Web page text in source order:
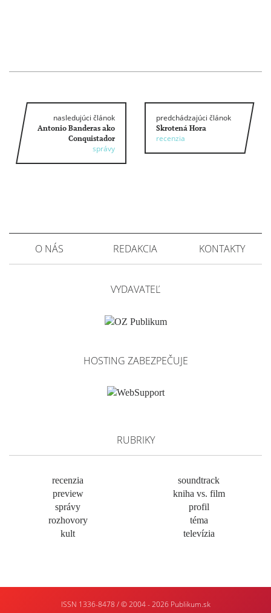
nasledujúci článok
Antonio Banderas ako
Conquistador
správy
predchádzajúci článok
Skrotená Hora
recenzia
O NÁS REDAKCIA KONTAKTY
VYDAVATEĽ
HOSTING ZABEZPEČUJE
RUBRIKY
recenzia
preview
správy
rozhovory
kult
soundtrack
kniha vs. film
profil
téma
televízia
ISSN 1336-8478 / © 2004 - 2026 Publikum.sk